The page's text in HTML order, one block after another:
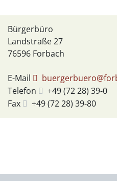
Bürgerbüro
Landstraße 27
76596 Forbach
E-Mail
Telefon
+49 (7228) 39-0
Fax
+49 (7228) 39-80